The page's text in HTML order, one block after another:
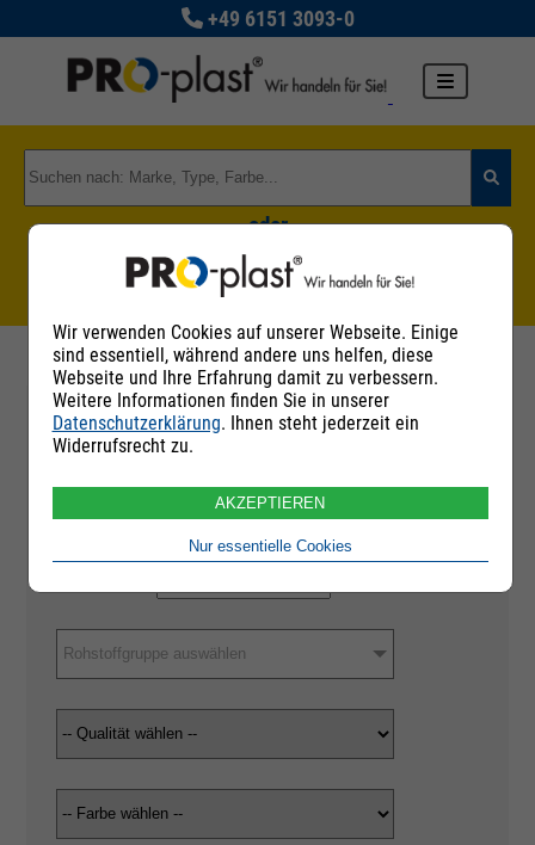
+49 6151 3093-0
oder
Zu den Rohstoffgruppen
Filter
Rohstoffgruppe auswählen
Wir verwenden Cookies auf unserer Webseite. Einige
sind essentiell, während andere uns helfen, diese
Webseite und Ihre Erfahrung damit zu verbessern.
Weitere Informationen finden Sie in unserer
Datenschutzerklärung. Ihnen steht jederzeit ein
Widerrufsrecht zu.
AKZEPTIEREN
Nur essentielle Cookies